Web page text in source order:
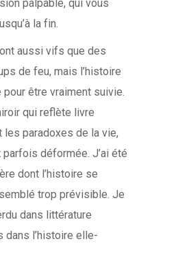
palpable, qui vous
la fin.
aussi vifs que des
de feu, mais l’histoire
être vraiment suivie.
qui reflète livre
paradoxes de la vie,
parfois déformée. J’ai été
dont l’histoire se
trop prévisible. Je
dans littérature
dans l’histoire elle-